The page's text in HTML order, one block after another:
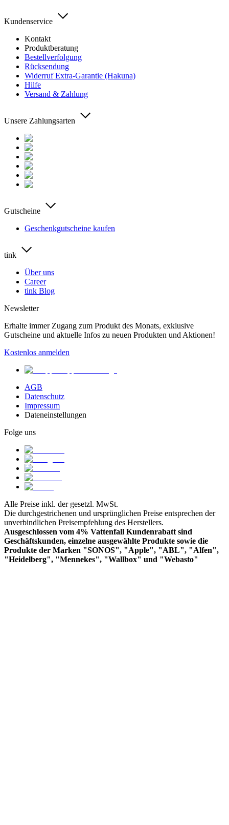
Kundenservice
Kontakt
Produktberatung
Bestellverfolgung
Rücksendung
Widerruf Extra-Garantie (Hakuna)
Hilfe
Versand & Zahlung
Unsere Zahlungsarten
Gutscheine
Geschenkgutscheine kaufen
tink
Über uns
Career
tink Blog
Newsletter
Erhalte immer Zugang zum Produkt des Monats, exklusive
Gutscheine und aktuelle Infos zu neuen Produkten und Aktionen!
Kostenlos anmelden
AGB
Datenschutz
Impressum
Dateneinstellungen
Folge uns
Alle Preise inkl. der gesetzl. MwSt.
Die durchgestrichenen und ursprünglichen Preise entsprechen der
unverbindlichen Preisempfehlung des Herstellers.
Ausgeschlossen vom 4% Vattenfall Kundenrabatt sind
Geschäftskunden, einzelne ausgewählte Produkte sowie die
Produkte der Marken "SONOS", "Apple", "ABL", "Alfen",
"Heidelberg", "Mennekes", "Wallbox" und "Webasto"